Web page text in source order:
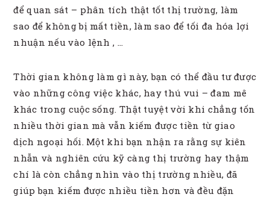
để quan sát – phân tích thật tốt thị trường, làm
sao để không bị mất tiền, làm sao để tối đa hóa lợi
nhuận nếu vào lệnh , …
Thời gian không làm gì này, bạn có thể đầu tư được
vào những công việc khác, hay thú vui – đam mê
khác trong cuộc sống. Thật tuyệt vời khi chẳng tốn
nhiều thời gian mà vẫn kiếm được tiền từ giao
dịch ngoại hối. Một khi bạn nhận ra rằng sự kiên
nhẫn và nghiên cứu kỹ càng thị trường hay thậm
chí là còn chẳng nhìn vào thị trường nhiều, đã
giúp bạn kiếm được nhiều tiền hơn và đều đặn